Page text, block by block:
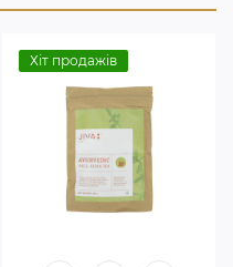
Хіт продажів